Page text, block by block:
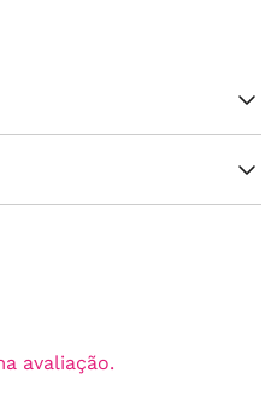
avaliação.